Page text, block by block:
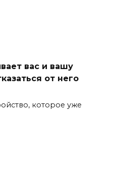
вас и вашу
от него
которое уже